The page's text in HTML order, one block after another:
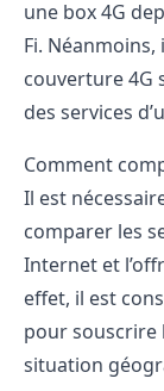
une box 4G
Fi.
couverture
des services
Comment
Il est
comparer les
Internet et
effet, il est
pour souscrire
situation